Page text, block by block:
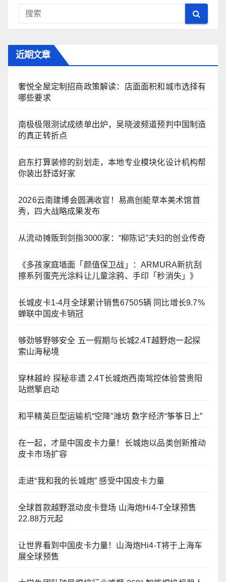
近期文章
奢悦全屋定制招商政策解读：店面面积和城市选择有
哪些要求
南极极限测试成绩单出炉，吴晓波频道预判中国制造
的真正转折点
启东打算装修的别划走，本地专业模块化设计机构帮
你装出舒适好家
2026云南建博会圆满收官！易高创能草本美术馆首
秀，四大战略成果发布
从流动摊贩到剑指3000家：“柳陈记”夫妇的创业传奇
《多孩家庭墙面「颜值保卫战」：ARMURA新抗刮
擦系列蛋壳光涂料让儿童涂鸦、手印「秒消失」》
长城皮卡1-4月全球累计销售67505辆 同比增长9.7%
蝉联中国皮卡销冠
够劲够野够安全 五一假期与长城2.4T越野炮一起探
索山海秘境
穿林越岭 探秘非遗 2.4T长城炮西南驾控体验营贵阳
站燃擎启动
和平精英巨型运输机“空降”潍坊 数字经济“筝筝日上”
在一起，才是中国皮卡力量！长城炮以品类创新推动
皮卡市场扩容
走进“我和我的长城炮” 感受中国皮卡力量
全球首款越野混动皮卡登场 山海炮Hi4-T全球预售
22.88万元起
让世界看到中国皮卡力量！山海炮Hi4-T将于上海车
展全球预售